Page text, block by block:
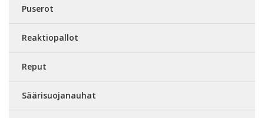
Puserot
Reaktiopallot
Reput
Säärisuojanauhat